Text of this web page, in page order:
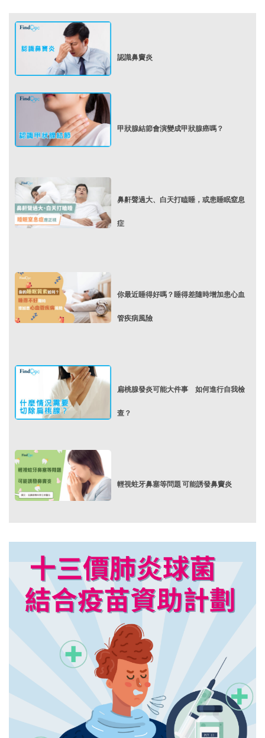
認識鼻竇炎
甲狀腺結節會演變成甲狀腺癌嗎？
鼻鼾聲過大、白天打瞌睡，或患睡眠窒息
症
你最近睡得好嗎？睡得差隨時增加患心血
管疾病風險
扁桃腺發炎可能大件事 如何進行自我檢
查？
輕視蛀牙鼻塞等問題 可能誘發鼻竇炎